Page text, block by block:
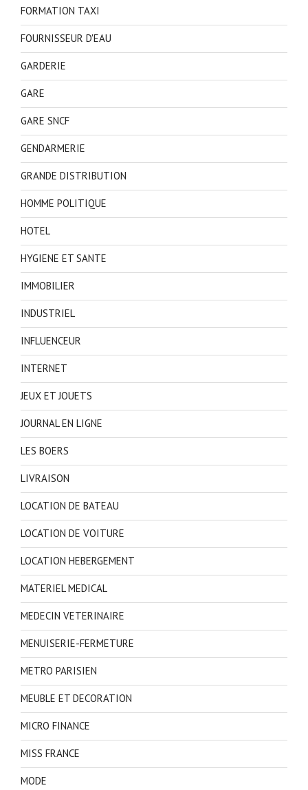
FORMATION TAXI
FOURNISSEUR D'EAU
GARDERIE
GARE
GARE SNCF
GENDARMERIE
GRANDE DISTRIBUTION
HOMME POLITIQUE
HOTEL
HYGIENE ET SANTE
IMMOBILIER
INDUSTRIEL
INFLUENCEUR
INTERNET
JEUX ET JOUETS
JOURNAL EN LIGNE
LES BOERS
LIVRAISON
LOCATION DE BATEAU
LOCATION DE VOITURE
LOCATION HEBERGEMENT
MATERIEL MEDICAL
MEDECIN VETERINAIRE
MENUISERIE-FERMETURE
METRO PARISIEN
MEUBLE ET DECORATION
MICRO FINANCE
MISS FRANCE
MODE